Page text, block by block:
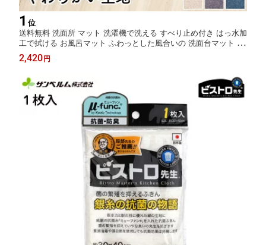
1 位
送料無料 洗面所 マット 洗濯機で洗える すべり止め付き はっ水加
工で拭ける お風呂マット ふわっとした風合いの 洗面台マット サ
ンベルム PallyPally
2,420 円